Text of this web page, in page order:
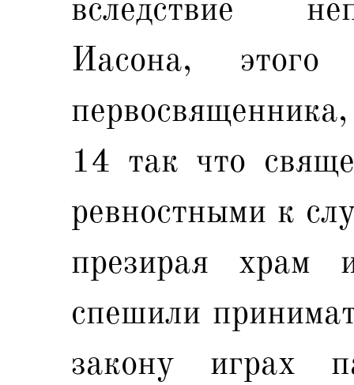
вследствие
Иасона,
первосвященника,
14 так что
ревностными к
презирая храм
спешили
закону играх